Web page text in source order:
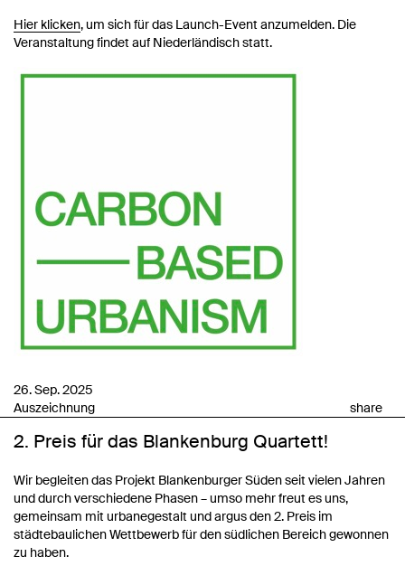
Hier klicken, um sich für das Launch-Event anzumelden. Die
Veranstaltung findet auf Niederländisch statt.
26. Sep. 2025
Auszeichnung
share
2. Preis für das Blankenburg Quartett!
Wir begleiten das Projekt Blankenburger Süden seit vielen Jahren
und durch verschiedene Phasen – umso mehr freut es uns,
gemeinsam mit urbanegestalt und argus den 2. Preis im
städtebaulichen Wettbewerb für den südlichen Bereich gewonnen
zu haben.